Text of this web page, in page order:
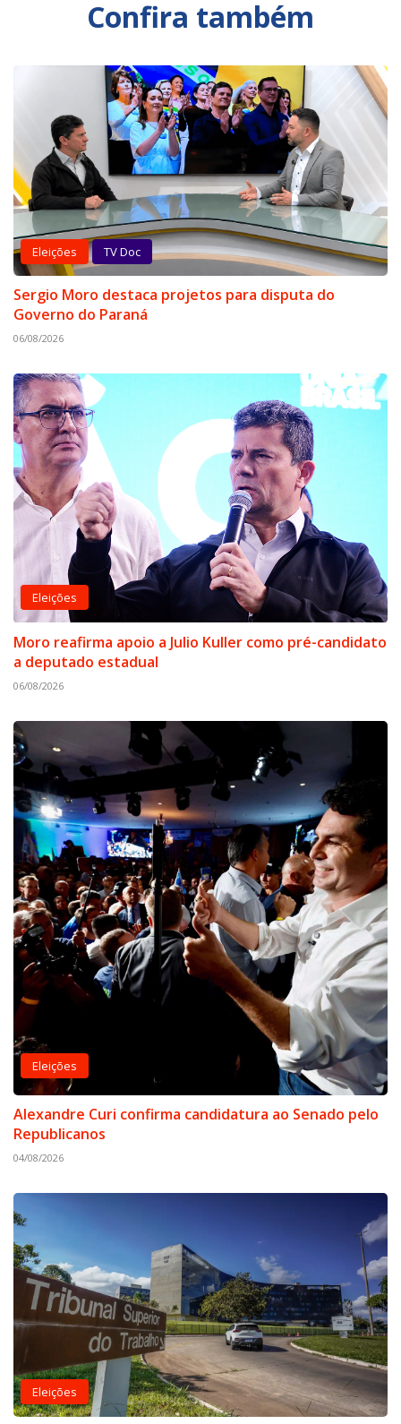
Confira também
Eleições TV Doc
Sergio Moro destaca projetos para disputa do
Governo do Paraná
06/08/2026
Eleições
Moro reafirma apoio a Julio Kuller como pré-candidato
a deputado estadual
06/08/2026
Eleições
Alexandre Curi confirma candidatura ao Senado pelo
Republicanos
04/08/2026
Eleições